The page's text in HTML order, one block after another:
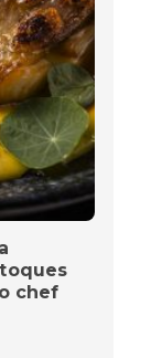
chef